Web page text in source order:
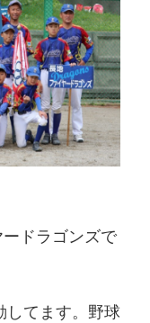
ドラゴンズで
してます。野球